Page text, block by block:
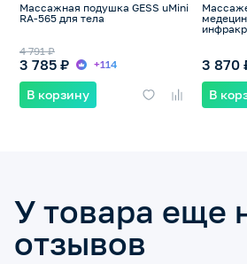
Массажная подушка GESS uMini
RA-565 для тела
3 785 ₽
4 791 ₽
+114
В корзину
3 870
В
У товара еще
отзывов